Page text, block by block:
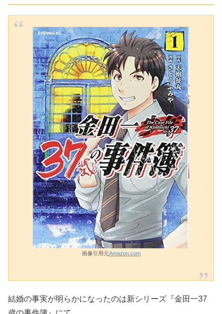
画像引用元Amazon.com
結婚の事実が明らかになったのは新シリーズ『金田一37